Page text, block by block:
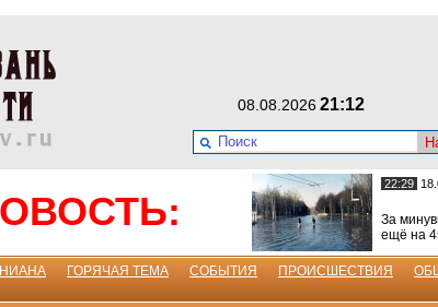
08.08.2026 21:12
22:29
За
ещё на
ГОРЯЧАЯ ТЕМА СОБЫТИЯ ПРОИСШЕСТВИЯ